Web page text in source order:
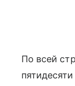
По всей